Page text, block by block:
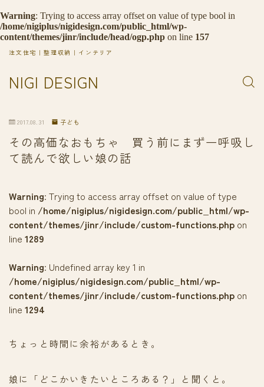
Warning: Trying to access array offset on value of type bool in
/home/nigiplus/nigidesign.com/public_html/wp-
content/themes/jinr/include/head/ogp.php on line 157
NIGI DESIGN
注文住宅｜整理収納｜インテリア
2017.08.31 子ども
その高価なおもちゃ 買う前にまず一呼吸し
て読んで欲しい娘の話
Warning: Trying to access array offset on value of type
bool in /home/nigiplus/nigidesign.com/public_html/wp-
content/themes/jinr/include/custom-functions.php on
line 1289
Warning: Undefined array key 1 in
/home/nigiplus/nigidesign.com/public_html/wp-
content/themes/jinr/include/custom-functions.php on
line 1294
ちょっと時間に余裕があるとき。
娘に「どこかいきたいところある？」と聞くと。